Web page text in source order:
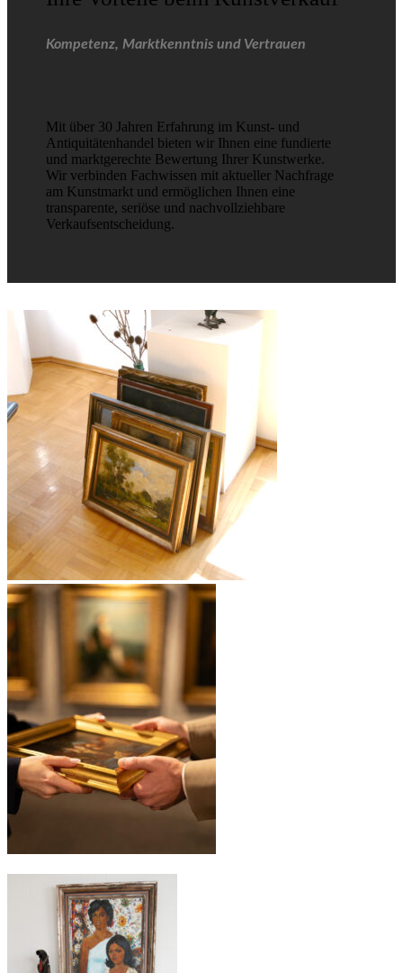
Kompetenz, Marktkenntnis und Vertrauen
Mit über 30 Jahren Erfahrung im Kunst- und
Antiquitätenhandel bieten wir Ihnen eine fundierte
und marktgerechte Bewertung Ihrer Kunstwerke.
Wir verbinden Fachwissen mit aktueller Nachfrage
am Kunstmarkt und ermöglichen Ihnen eine
transparente, seriöse und nachvollziehbare
Verkaufsentscheidung.